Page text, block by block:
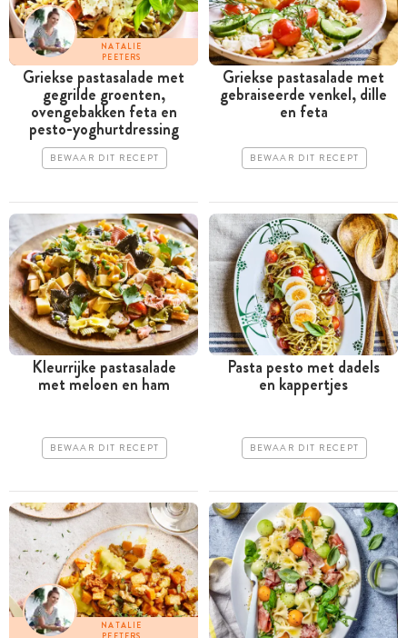
NATALIE
PEETERS
Griekse pastasalade met
gegrilde groenten,
ovengebakken feta en
pesto-yoghurtdressing
BEWAAR DIT RECEPT
Griekse pastasalade met
gebraiseerde venkel, dille
en feta
BEWAAR DIT RECEPT
Kleurrijke pastasalade
met meloen en ham
BEWAAR DIT RECEPT
Pasta pesto met dadels
en kappertjes
BEWAAR DIT RECEPT
NATALIE